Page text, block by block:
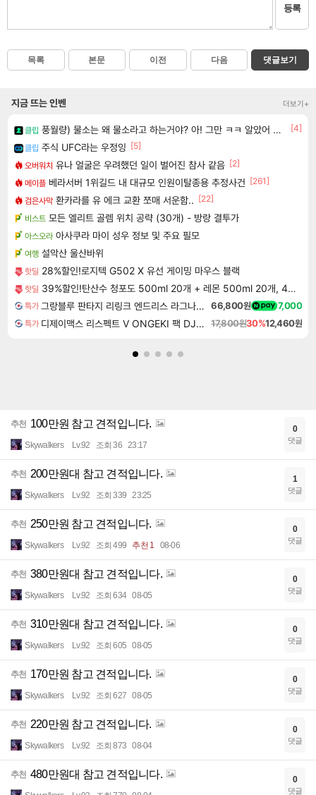
등록
목록 본문 이전 다음 댓글보기
지금 뜨는 인벤 더보기+
클립 풍월량) 물소는 왜 물소라고 하는거야? 아! 그만 ㅋㅋ 알았어 ㅋㅋ
[4]
클립 주식 UFC라는 우정잉 [5]
오버워치 유나 얼굴은 우려했던 일이 벌어진 참사 같음 [2]
메이플 베라서버 1위길드 내 대규모 인원이탈종용 추정사건 [261]
검은사막 환카라를 유 에크 교환 쪼매 서운함.. [22]
비스트 모든 엘리트 골렘 위치 공략 (30개) - 방랑 결투가
아스오라 아사쿠라 마이 성우 정보 및 주요 필모
여행 설악산 울산바위
핫딜 28%할인!로지텍 G502 X 유선 게이밍 마우스 블랙
핫딜 39%할인!탄산수 청포도 500ml 20개 + 레몬 500ml 20개, 40개
특가 그랑블루 판타지 리링크 엔드리스 라그나로크 Granblue Fantasy Relink Endless Ragnarok 66,800원 7,000
특가 디제이맥스 리스펙트 V ONGEKI 팩 DJMAX RESPECT V ONGEKI Pack DLC 17,800원30%12,460원
추천 100만원 참고 견적입니다.
Skywalkers Lv.92 조회 36 23:17
0
댓글
추천 200만원대 참고 견적입니다.
Skywalkers Lv.92 조회 339 23:25
1
댓글
추천 250만원 참고 견적입니다.
Skywalkers Lv.92 조회 499 추천 1 08-06
0
댓글
추천 380만원대 참고 견적입니다.
Skywalkers Lv.92 조회 634 08-05
0
댓글
추천 310만원대 참고 견적입니다.
Skywalkers Lv.92 조회 605 08-05
0
댓글
추천 170만원 참고 견적입니다.
Skywalkers Lv.92 조회 627 08-05
0
댓글
추천 220만원 참고 견적입니다.
Skywalkers Lv.92 조회 873 08-04
0
댓글
추천 480만원대 참고 견적입니다. 0
댓글